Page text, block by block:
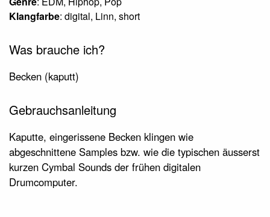
Klangfarbe: digital, Linn, short
Was brauche ich?
Becken (kaputt)
Gebrauchsanleitung
Kaputte, eingerissene Becken klingen wie
abgeschnittene Samples bzw. wie die typischen äusserst
kurzen Cymbal Sounds der frühen digitalen
Drumcomputer.